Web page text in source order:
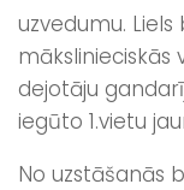
uzvedumu. Liels
mākslinieciskās
dejotāju
iegūto 1.vietu
No uzstāšanās